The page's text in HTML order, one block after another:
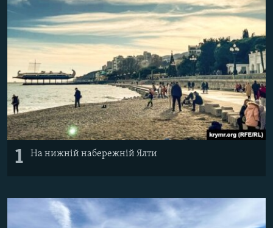
ВІДЕОУРОКИ «ELIFBE»
СВІДЧЕННЯ ОКУПАЦІЇ
УКРАЇНСЬКА ПРОБЛЕМА КРИМУ
ІНФОГРАФІКА
Русский
Qırımtatar
ДОЛУЧАЙСЯ!
Усі сайти RFE/RL
1 На нижній набережній Ялти